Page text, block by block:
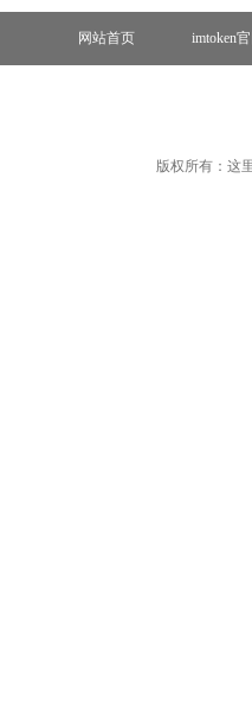
网站首页 imtoken
版权所有：这